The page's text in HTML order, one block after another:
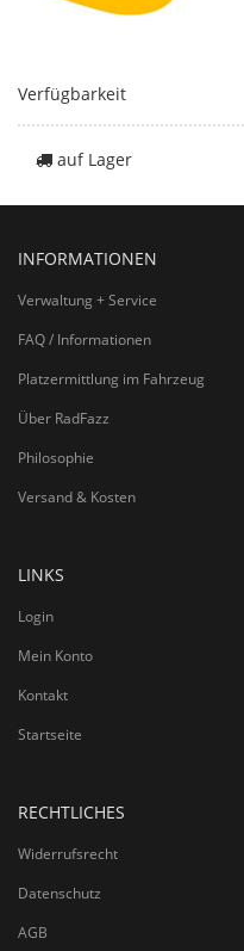
Verfügbarkeit
auf Lager
INFORMATIONEN
Verwaltung + Service
FAQ / Informationen
Platzermittlung im Fahrzeug
Über RadFazz
Philosophie
Versand & Kosten
LINKS
Login
Mein Konto
Kontakt
Startseite
RECHTLICHES
Widerrufsrecht
Datenschutz
AGB